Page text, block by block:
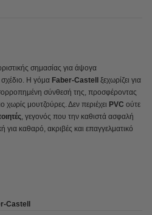
σημασίας για άψογα
Η γόμα Faber-Castell
ξεχωρίζει για
σύνθεσή της, προσφέροντας
μουτζούρες. Δεν περιέχει PVC ούτε
, γεγονός που την καθιστά ασφαλή
για καθαρό, ακριβές και επαγγελματικό
Castell